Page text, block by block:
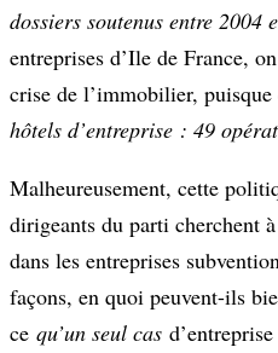
dossiers soutenus entre 2004
entreprises d’Ile de France,
crise de l’immobilier,
hôtels d’entreprise : 49
Malheureusement, cette
dirigeants du parti cherchent
dans les entreprises
façons, en quoi peuvent-ils
ce qu’un seul cas